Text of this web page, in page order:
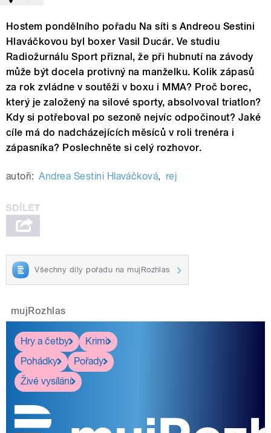
Hostem pondělního pořadu Na síti s Andreou Sestini
Hlaváčkovou byl boxer Vasil Ducár. Ve studiu
Radiožurnálu Sport přiznal, že při hubnutí na závody
může být docela protivný na manželku. Kolik zápasů
za rok zvládne v soutěži v boxu i MMA? Proč borec,
který je založený na silové sporty, absolvoval triatlon?
Kdy si potřeboval po sezoně nejvíc odpočinout? Jaké
cíle má do nadcházejících měsíců v roli trenéra i
zápasníka? Poslechněte si celý rozhovor.
autoři: Andrea Sestini Hlaváčková, rej
Všechny díly pořadu na mujRozhlas
mujRozhlas
Hry a četby
Krimi
Pohádky
Pořady
Živé vysílání